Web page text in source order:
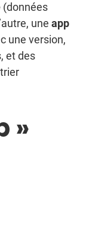
(données
une app
une version,
et des
»